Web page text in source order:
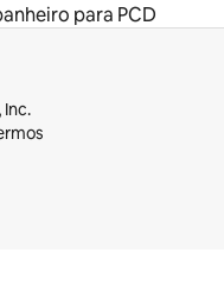
para PCD